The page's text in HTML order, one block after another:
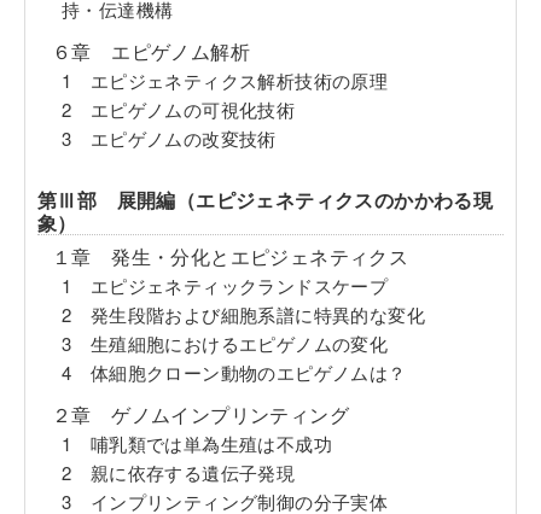
持・伝達機構
６章 エピゲノム解析
1 エピジェネティクス解析技術の原理
2 エピゲノムの可視化技術
3 エピゲノムの改変技術
第Ⅲ部 展開編（エピジェネティクスのかかわる現
象）
１章 発生・分化とエピジェネティクス
1 エピジェネティックランドスケープ
2 発生段階および細胞系譜に特異的な変化
3 生殖細胞におけるエピゲノムの変化
4 体細胞クローン動物のエピゲノムは？
２章 ゲノムインプリンティング
1 哺乳類では単為生殖は不成功
2 親に依存する遺伝子発現
3 インプリンティング制御の分子実体